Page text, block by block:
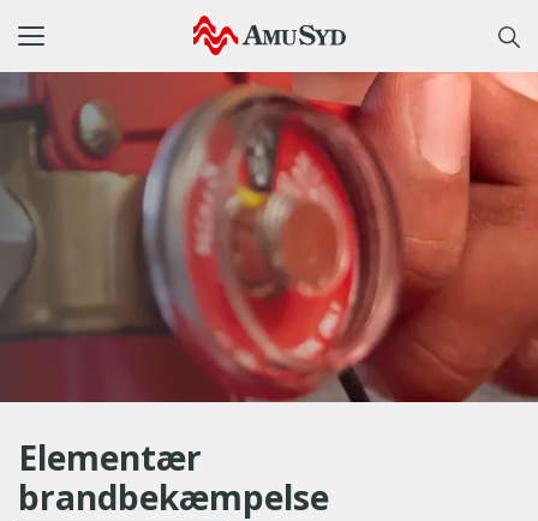
Toggle
Elementær
brandbekæmpelse